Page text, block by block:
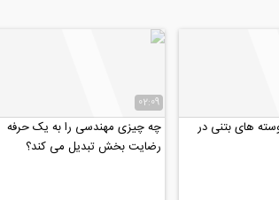
های بتنی در
02:09
چه چیزی مهندسی را به یک حرفه
رضایت بخش تبدیل می کند؟